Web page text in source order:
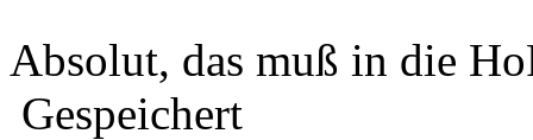
Absolut, das muß in die
Gespeichert